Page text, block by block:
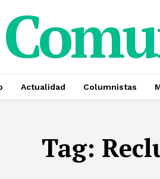
Actualidad Columnistas
Tag: